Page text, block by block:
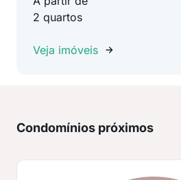
2 quartos
Veja imóveis
Condomínios próximos